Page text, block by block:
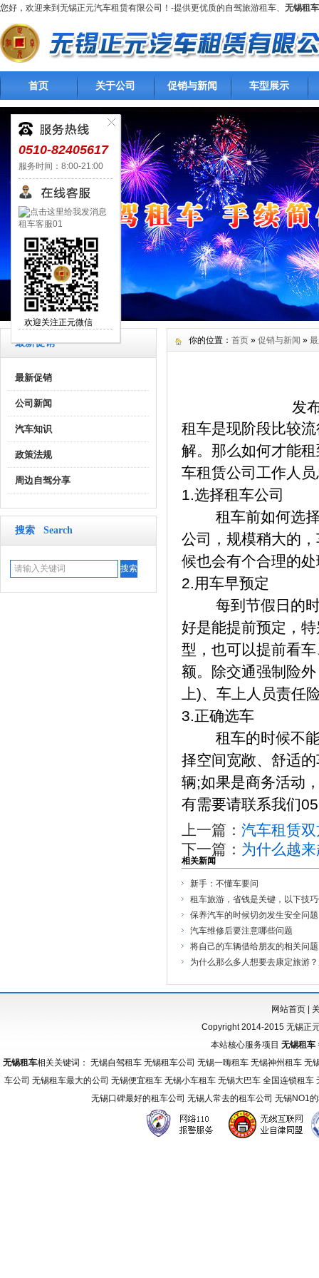
您好，欢迎来到无锡正元汽车租赁有限公司！-提供更优质的自驾旅游租车、 无锡租车
首页 关于公司 促销与新闻 车型展示
最新促销
最新促销
公司新闻
汽车知识
政策法规
周边自驾分享
搜索 Search
你的位置： 首页 » 促销与新闻 »
发
租车是现阶段比较
解。那么如何才能
车租赁公司工作人
1.选择租车公司
租车前如何选择
公司，规模稍大的
候也会有个合理的
2.用车早预定
每到节假日的时
好是能提前预定，
型，也可以提前看
额。除交通强制险
上)、车上人员责任
3.正确选车
租车的时候不能
择空间宽敞、舒适
辆;如果是商务活动
有需要请联系我们
上一篇： 汽车租赁
下一篇： 为什么越
相关新闻
新手：不懂车要问
租车旅游，省钱是关键，以下技
保养汽车的时候切勿发生安全问题
汽车维修后要注意哪些问题
将自己的车辆借给朋友的相关问题
为什么那么多人想要去康定旅游
网站首页|
Copyright 2014-2015 无锡正
本站核心服务项目 无锡租车
无锡租车相关关键词： 无锡自驾租车 无锡租车公司 无锡一嗨租车 无锡神州租车
车公司 无锡租车最大的公司 无锡便宜租车 无锡小车租车 无锡大巴车 全国连锁租
无锡口碑最好的租车公司 无锡人常去的租车公司 无锡NO1
0510-82405617
服务时间：8:00-21:00
租车客服01
欢迎关注正元微信